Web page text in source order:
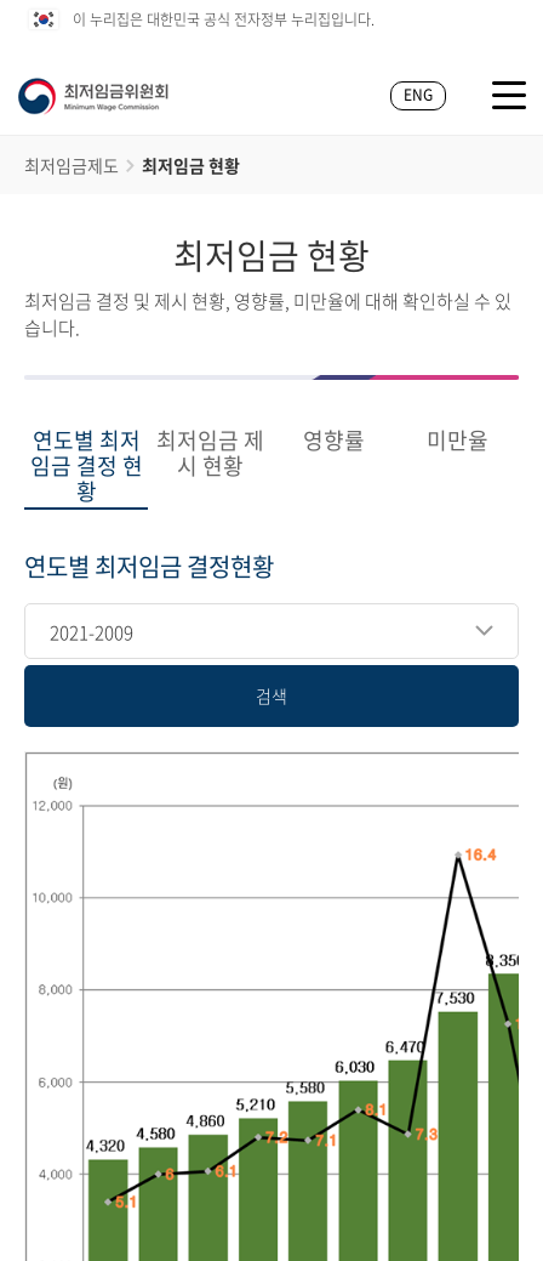
이 누리집은 대한민국 공식 전자정부 누리집입니다.
ENG
최저임금제도 최저임금 현황
최저임금 현황
최저임금 결정 및 제시 현황, 영향률, 미만율에 대해 확인하실 수 있
습니다.
연도별 최저
임금 결정 현
황
최저임금 제
시 현황
영향률 미만율
연도별 최저임금 결정현황
2021-2009
검색